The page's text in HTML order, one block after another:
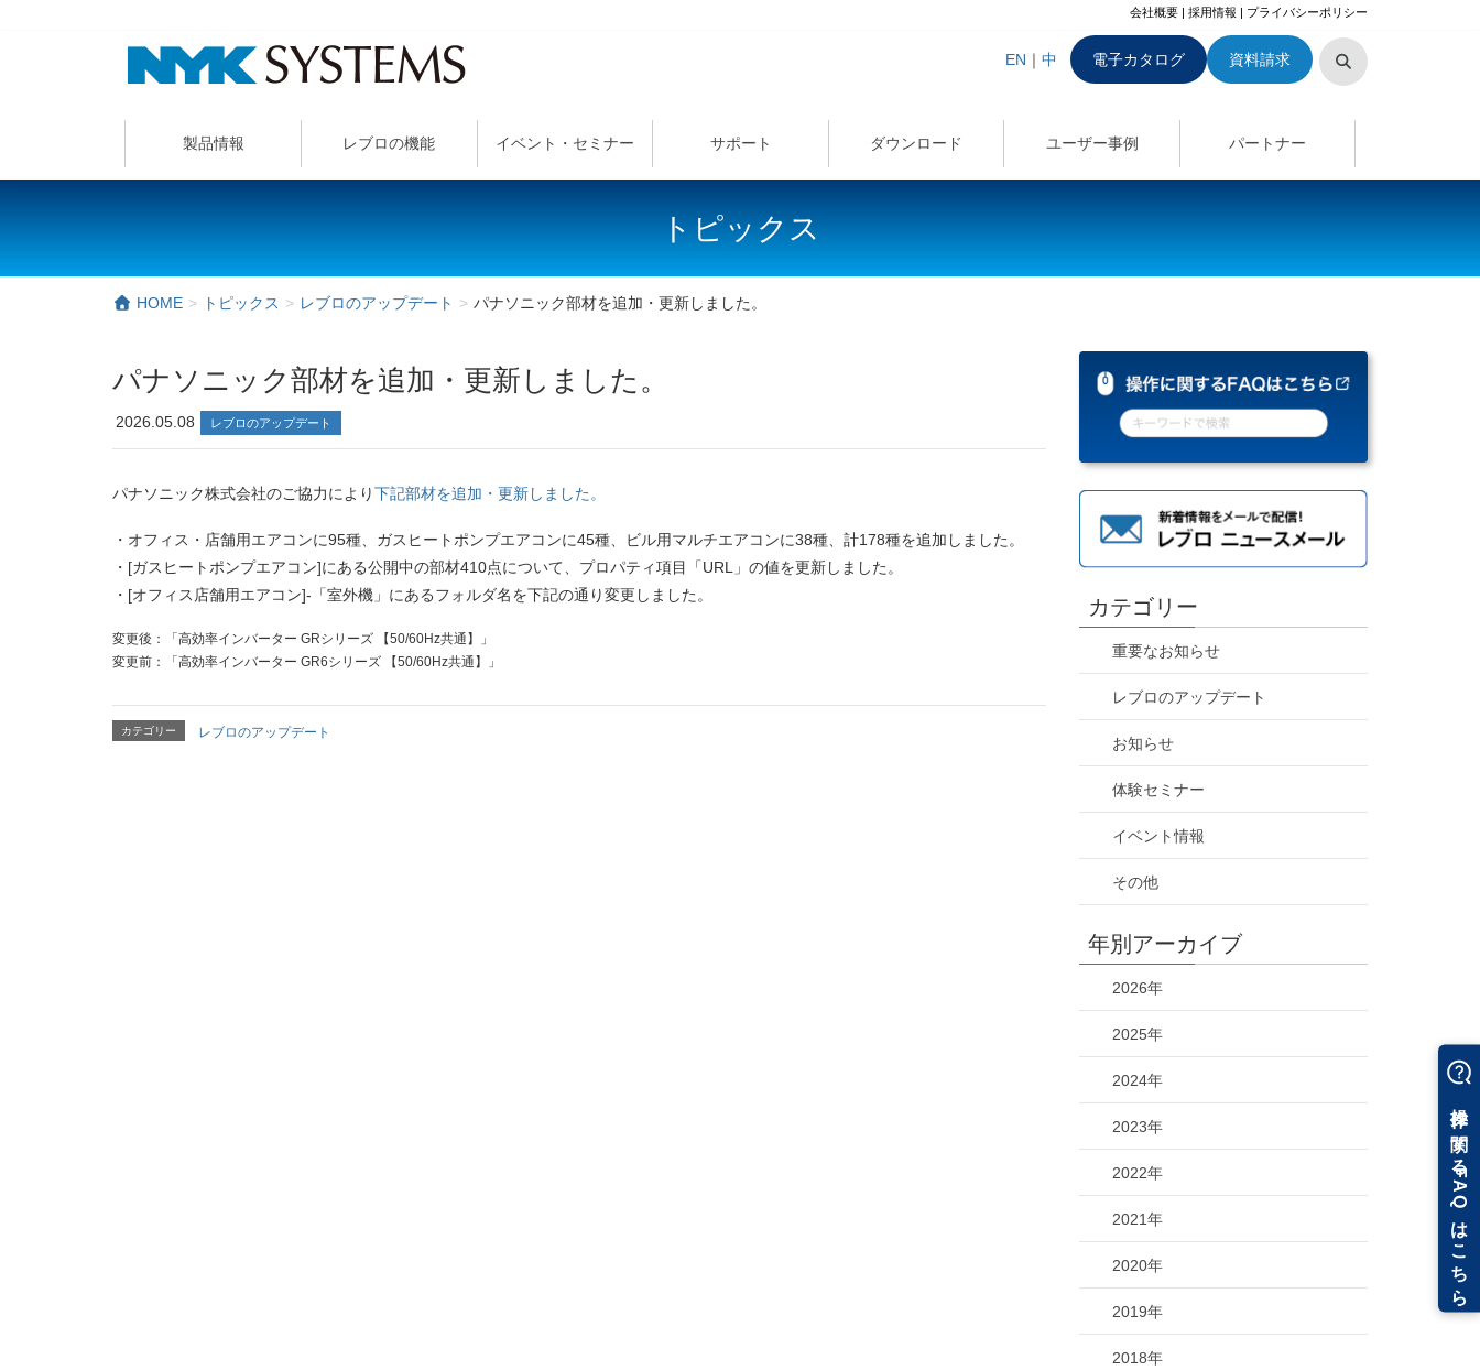
会社概要 | 採用情報 | プライバシーポリシー
EN ｜ 中 電子カタログ 資料請求
製品情報 レブロの機能 イベント・セミナー サポート ダウンロード ユーザー事例 パートナー
トピックス
HOME トピックス レブロのアップデート パナソニック部材を追加・更新しました。
パナソニック部材を追加・更新しました。
2026.05.08 レブロのアップデート
パナソニック株式会社のご協力により下記部材を追加・更新しました。
・オフィス・店舗用エアコンに95種、ガスヒートポンプエアコンに45種、ビル用マルチエアコンに38種、計178種を追加しました。
・[ガスヒートポンプエアコン]にある公開中の部材410点について、プロパティ項目「URL」の値を更新しました。
・[オフィス店舗用エアコン]-「室外機」にあるフォルダ名を下記の通り変更しました。
変更後：「高効率インバーター GRシリーズ 【50/60Hz共通】」
変更前：「高効率インバーター GR6シリーズ 【50/60Hz共通】」
カテゴリー レブロのアップデート
カテゴリー
重要なお知らせ
レブロのアップデート
お知らせ
体験セミナー
イベント情報
その他
年別アーカイブ
2026年
2025年
2024年
2023年
2022年
2021年
2020年
2019年
2018年